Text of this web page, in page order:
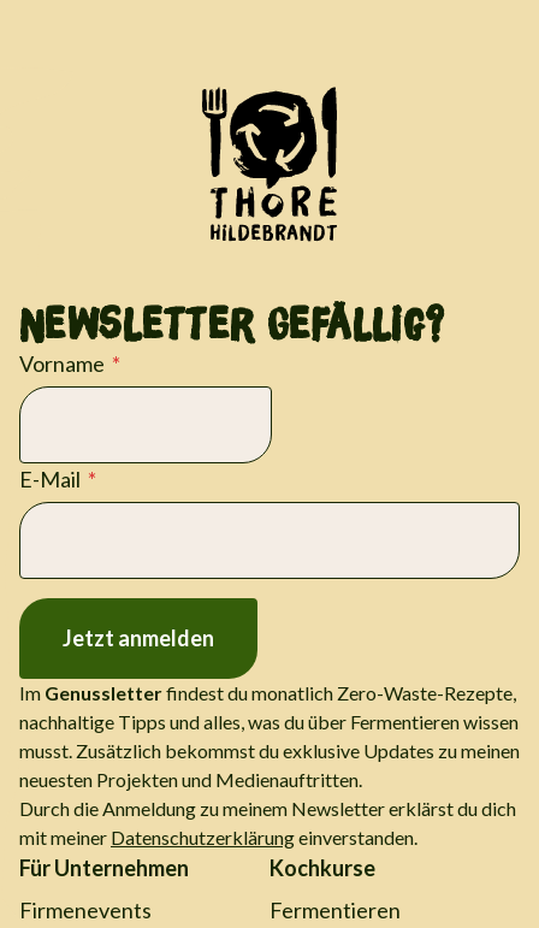
Newsletter Gefällig?
Vorname
E-Mail
Jetzt anmelden
Im Genussletterfindest du monatlich Zero-Waste-Rezepte,
nachhaltige Tipps und alles, was du über Fermentieren wissen
musst. Zusätzlich bekommst du exklusive Updates zu meinen
neuesten Projekten und Medienauftritten.
Durch die Anmeldung zu meinem Newsletter erklärst du dich
mit meiner Datenschutzerklärungeinverstanden.
Für Unternehmen
Firmenevents
Kochkurse
Fermentieren